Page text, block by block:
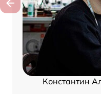
Константин